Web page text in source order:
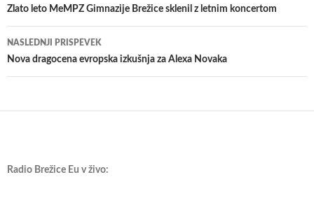
po
prispevkih
Zlato leto MeMPZ Gimnazije Brežice sklenil z letnim koncertom
NASLEDNJI PRISPEVEK
Nova dragocena evropska izkušnja za Alexa Novaka
Radio Brežice Eu v živo: